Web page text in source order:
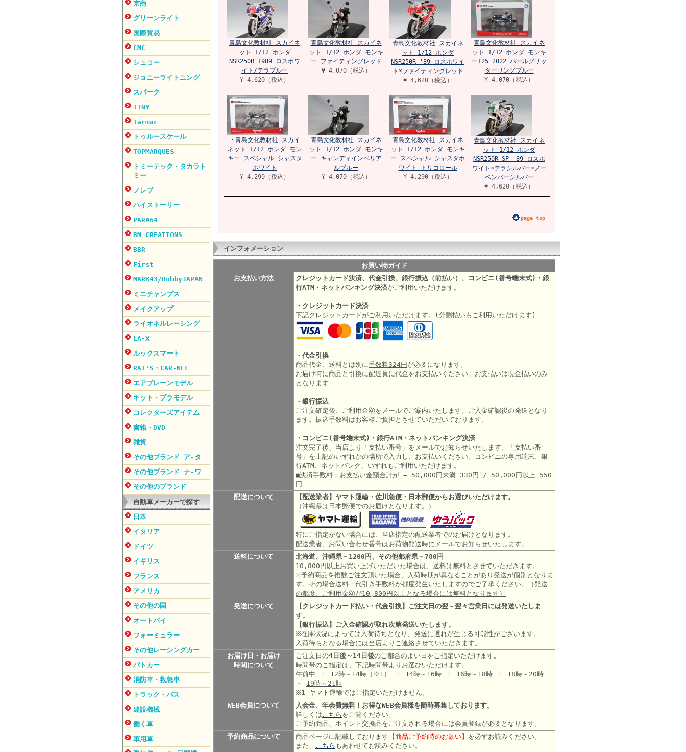
京商
グリーンライト
国際貿易
CMC
シュコー
ジョニーライトニング
スパーク
TINY
Tarmac
トゥルースケール
TOPMARQUES
トミーテック・タカラト
ミー
ノレブ
ハイストーリー
PARA64
BM CREATIONS
BBR
First
MARK43/HobbyJAPAN
ミニチャンプス
メイクアップ
ライオネルレーシング
LA-X
ルックスマート
RAI'S・CAR-NEL
エアプレーンモデル
キット・プラモデル
コレクターズアイテム
書籍・DVD
雑貨
その他ブランド ア-タ
その他ブランド ナ-ワ
その他のブランド
自動車メーカーで探す
日本
イタリア
ドイツ
イギリス
フランス
アメリカ
その他の国
オートバイ
フォーミュラー
その他レーシングカー
パトカー
消防車・救急車
トラック・バス
建設機械
働く車
軍用車
青島文化教材社 スカイネ
ット 1/12 ホンダ
NSR250R 1989 ロスホワ
イト/テラブルー
¥ 4,620（税込）
青島文化教材社 スカイネ
ット 1/12 ホンダ モンキ
ー ファイティングレッド
¥ 4,070（税込）
青島文化教材社 スカイネ
ット 1/12 ホンダ
NSR250R '89 ロスホワイ
ト×ファイティングレッド
¥ 4,620（税込）
青島文化教材社 スカイネ
ット 1/12 ホンダ モンキ
ー125 2022 パールグリッ
ターリングブルー
¥ 4,070（税込）
・青島文化教材社 スカイ
ネット 1/12 ホンダ モン
キー スペシャル シャスタ
ホワイト
¥ 4,290（税込）
青島文化教材社 スカイネ
ット 1/12 ホンダ モンキ
ー キャンディインペリア
ルブルー
¥ 4,070（税込）
青島文化教材社 スカイネ
ット 1/12 ホンダ モンキ
ー スペシャル シャスタホ
ワイト トリコロール
¥ 4,290（税込）
青島文化教材社 スカイネ
ット 1/12 ホンダ
NSR250R SP '89 ロスホ
ワイト×テラシルバー×ノー
ベンバーシルバー
¥ 4,620（税込）
page top
インフォメーション
お買い物ガイド
お支払い方法
クレジットカード決済、代金引換、銀行振込（前払い）、コンビニ(番号端末式)・銀
行ATM・ネットバンキング決済がご利用いただけます。
・クレジットカード決済
下記クレジットカードがご利用いただけます。(分割払いもご利用いただけます)
・代金引換
商品代金、送料とは別に手数料324円 が必要になります。
お届け時に商品と引換に配達員に代金をお支払いください。お支払いは現金払いのみ
となります
・銀行振込
ご注文確定後、ご利用金額をメールでご案内いたします。ご入金確認後の発送となり
ます。振込手数料はお客様ご負担とさせていただいております。
・コンビニ(番号端末式)・銀行ATM・ネットバンキング決済
注文完了後、当店より「支払い番号」をメールでお知らせいたします。「支払い番
号」を上記のいずれかの場所で入力し、お支払いください。コンビニの専用端末、銀
行ATM、ネットバンク、いずれもご利用いただけます。
■決済手数料：お支払い金額合計が → 50,000円未満 330円 / 50,000円以上 550
円
配送について
【配送業者】ヤマト運輸・佐川急便・日本郵便からお選びいただけます。
（沖縄県は日本郵便でのお届けとなります。）
特にご指定がない場合には、当店指定の配送業者でのお届けとなります。
配送業者、お問い合わせ番号はお荷物発送時にメールでお知らせいたします。
送料について
北海道、沖縄県－1200円、その他都府県－780円
10,800円以上お買い上げいただいた場合は、送料は無料とさせていただきます。
※予約商品を複数ご注文頂いた場合、入荷時期が異なることがあり発送が個別となりま
す。その場合送料・代引き手数料が都度発生いたしますのでご了承ください。（発送
の都度、ご利用金額が10,800円以上となる場合には無料となります）
発送について
【クレジットカード払い・代金引換】ご注文日の翌～翌々営業日には発送いたしま
す。
【銀行振込】ご入金確認が取れ次第発送いたします。
※在庫状況によっては入荷待ちとなり、発送に遅れが生じる可能性がございます。
入荷待ちとなる場合には当店よりご連絡させていただきます。
お届け日・お届け
時間について
ご注文日の4日後～14日後のご都合のよい日をご指定いただけます。
時間帯のご指定は、下記時間帯よりお選びいただけます。
午前中 ・ 12時～14時 （※1） ・ 14時～16時 ・ 16時～18時 ・ 18時～20時
・ 19時～21時
※1 ヤマト運輸ではご指定いただけません。
WEB会員について
入会金、年会費無料！お得なWEB会員様を随時募集しております。
詳しくはこちら をご覧ください。
ご予約商品、ポイント交換品をご注文される場合には会員登録が必要となります。
予約商品について
商品ページに記載しております 【商品ご予約時のお願い】 を必ずお読みください。
また、 こちら もあわせてお読みください。